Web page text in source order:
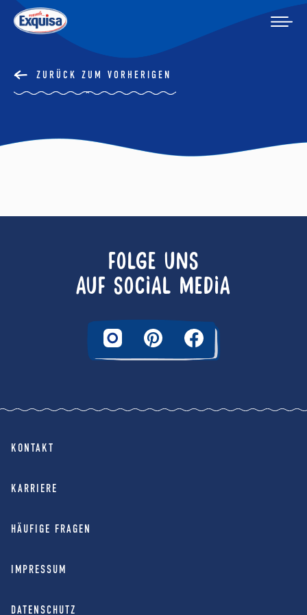
ZURÜCK ZUM VORHERIGEN
FOLGE UNS
AUF SOCIAL MEDIA
KONTAKT
KARRIERE
HÄUFIGE FRAGEN
IMPRESSUM
DATENSCHUTZ